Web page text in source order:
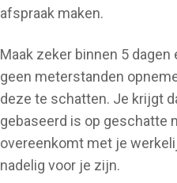
afspraak maken.
Maak zeker binnen 5
geen meterstanden
deze te schatten. Je krijgt
gebaseerd is op geschatte
overeenkomt met je
nadelig voor je zijn.